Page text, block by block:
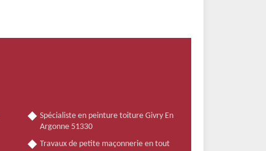
Spécialiste en peinture toiture Givry En
Argonne 51330
Travaux de petite maçonnerie en tout